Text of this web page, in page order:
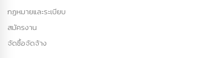
กฏหมายและระเบียบ
สมัครงาน
จัดซื้อจัดจ้าง